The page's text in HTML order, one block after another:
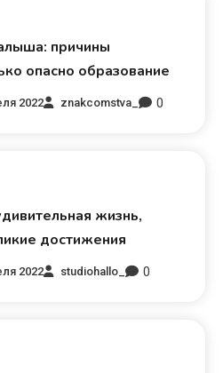
причины
опасно образование
2022 znakcomstva_ 0
жизнь,
достижения
2022 studiohallo_ 0